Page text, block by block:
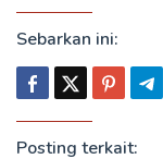
Sebarkan ini:
Posting terkait: